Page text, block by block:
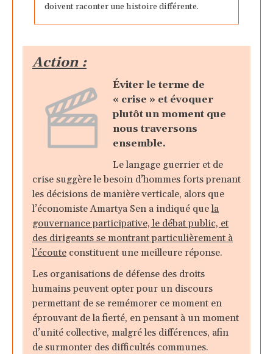
doivent raconter une histoire différente.
Action :
Éviter le terme de
« crise » et évoquer
plutôt un moment que
nous traversons
ensemble.
Le langage guerrier et de
crise suggère le besoin d’hommes forts prenant
les décisions de manière verticale, alors que
l’économiste Amartya Sen a indiqué quela
gouvernance participative, le débat public, et
des dirigeants se montrant particulièrement à
l’écoute constituent une meilleure réponse.
Les organisations de défense des droits
humains peuvent opter pour un discours
permettant de se remémorer ce moment en
éprouvant de la fierté, en pensant à un moment
d’unité collective, malgré les différences, afin
de surmonter des difficultés communes.